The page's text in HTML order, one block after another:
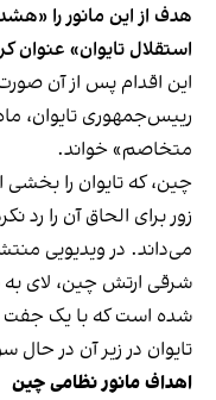
هدف از این مانور را
استقلال تایوان» عنوان
این اقدام پس از آن
رییس‌جمهوری تایوان،
متخاصم» خواند.
چین، که تایوان را بخشی
زور برای الحاق آن را رد
می‌داند. در ویدیویی
شرقی ارتش چین، لای
شده است که با یک جفت
تایوان در زیر آن در
اهداف مانور نظامی چین